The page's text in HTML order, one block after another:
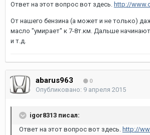
Ответ на этот вопрос вот здесь. http://
От нашего бензина (а может и не только)
масло "умирает" к 7-8т.км. Дальше
и т.д.
abarus963 0
Опубликовано: 9 апреля 2015
igor8313 писал:
Ответ на этот вопрос вот здесь. http://